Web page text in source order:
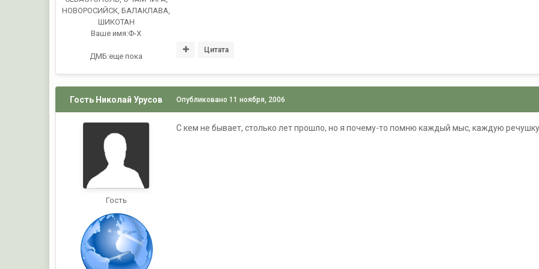
НОВОРОСИЙСК, БАЛАКЛАВА,
ШИКОТАН
Ваше имя:Ф-Х
ДМБ:еще пока
Цитата
Гость Николай Урусов
Гость
Опубликовано11 ноября, 2006
C кем не бывает, столько лет прошло, но я почему-то помню каждый мыс, каждую